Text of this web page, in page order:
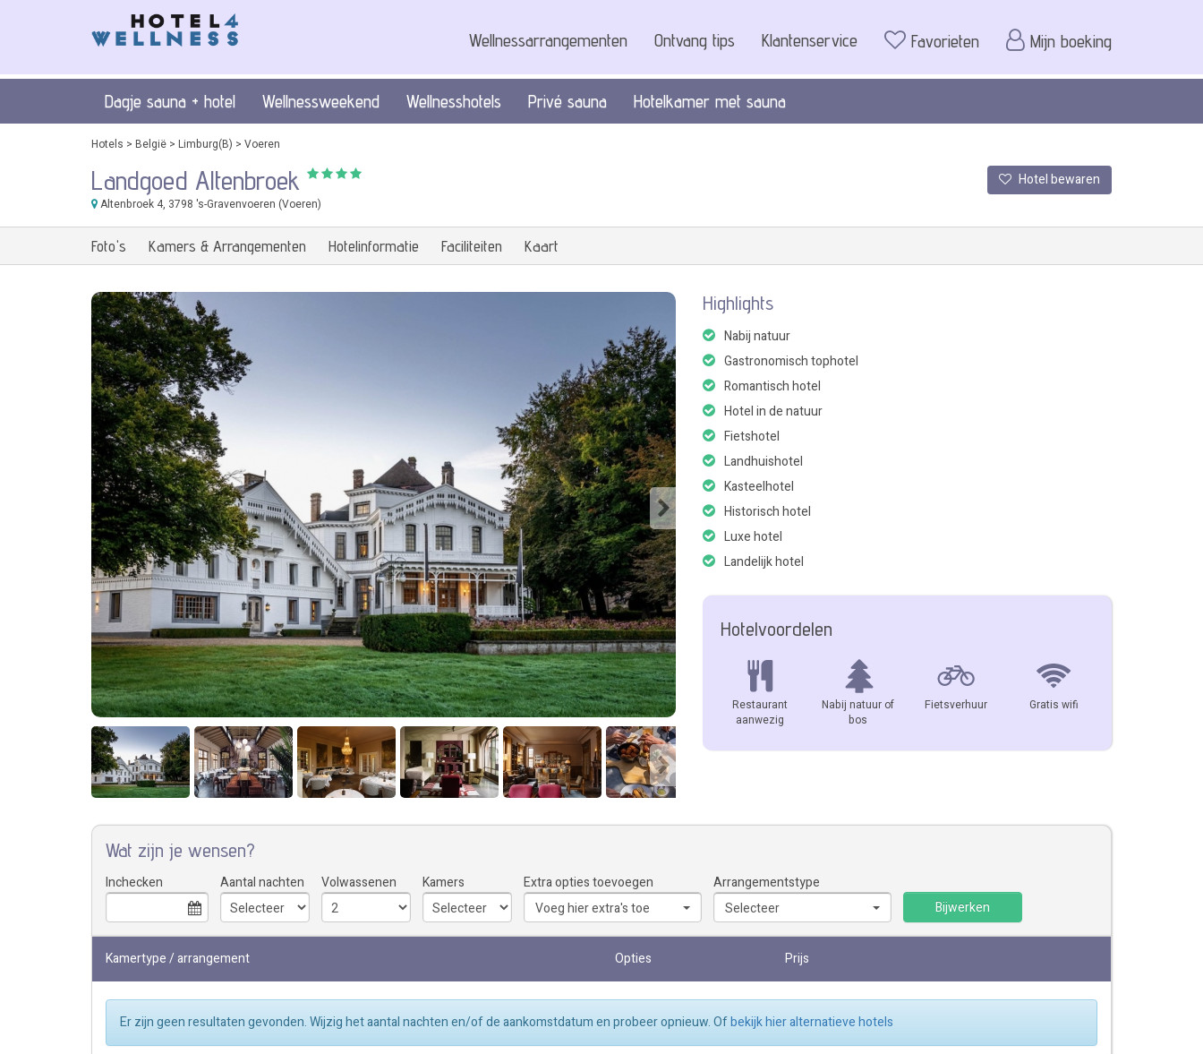
Wellnessarrangementen Ontvang tips Klantenservice Favorieten Mijn boeking
Dagje sauna + hotel Wellnessweekend Wellnesshotels Privé sauna Hotelkamer met sauna
Hotels > België > Limburg(B) > Voeren
Landgoed Altenbroek Hotel bewaren
Altenbroek 4, 3798 's-Gravenvoeren (Voeren)
Foto's Kamers & Arrangementen Hotelinformatie Faciliteiten Kaart
Highlights
Nabij natuur
Gastronomisch tophotel
Romantisch hotel
Hotel in de natuur
Fietshotel
Landhuishotel
Kasteelhotel
Historisch hotel
Luxe hotel
Landelijk hotel
Hotelvoordelen
Restaurant
aanwezig
Nabij natuur of
bos
Fietsverhuur Gratis wifi
Wat zijn je wensen?
Inchecken Aantal nachten Volwassenen Kamers
Extra opties toevoegen
Voeg hier extra's toe
Arrangementstype
Selecteer
Bijwerken
Kamertype / arrangement Opties Prijs
Er zijn geen resultaten gevonden. Wijzig het aantal nachten en/of de aankomstdatum en probeer opnieuw. Ofbekijk hier alternatieve hotels